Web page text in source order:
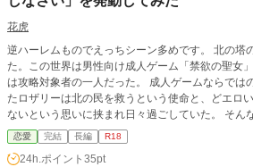
花虎
逆ハーレムものでえっちシーン多めです。 北の塔の聖女ロザリーは転生者だっ
た。この世界は男性向け成人ゲーム「禁欲の聖女
は攻略対象者の一人だった。 成人ゲームならでは
たロザリーは北の民を救うという使命と、どエロ
ないという思いに挟まれ日々過ごしていた。 そん
までは村が滅ぶと聞いたロザリーは、自身の護衛
せる……！ ※ムーンライトノベルズにも掲載して
恋愛 完結 長編 R18
24h.ポイント 35pt